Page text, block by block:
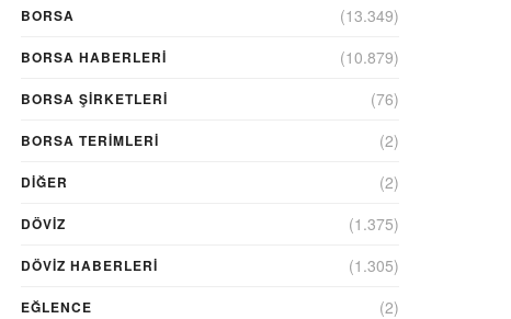
BORSA (13.349)
BORSA HABERLERI (10.879)
BORSA ŞIRKETLERI (76)
BORSA TERIMLERI (2)
DIĞER (2)
DÖVİZ (1.375)
DÖVIZ HABERLERI (1.305)
EĞLENCE (2)